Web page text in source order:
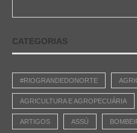
CATEGORIAS
#RIOGRANDEDONORTE
AGRICULTURA E AGROPECUÁRIA
ARTIGOS ASSÚ